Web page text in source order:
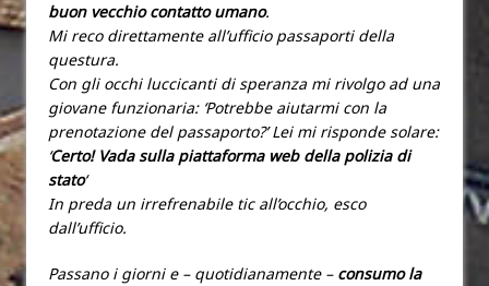
buon vecchio contatto umano.
Mi reco direttamente all’ufficio passaporti della
questura.
Con gli occhi luccicanti di speranza mi rivolgo ad una
giovane funzionaria: ‘Potrebbe aiutarmi con la
prenotazione del passaporto?’ Lei mi risponde solare:
Certo! Vada sulla piattaforma web della polizia di
stato‘
In preda un irrefrenabile tic all’occhio, esco
dall’ufficio.
Passano i giorni e – quotidianamente – consumo la